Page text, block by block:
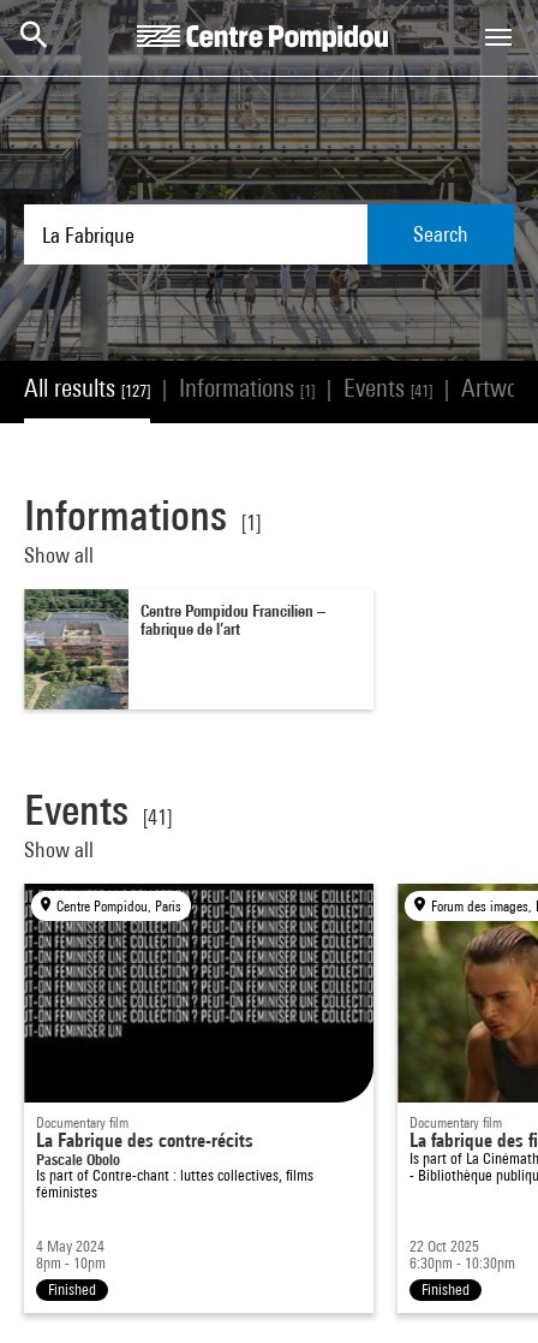
Skip to main content
Centre Pompidou
Search
All results [127] Informations [1] Events [41]
Informations
[1]
Show all
Centre Pompidou Francilien –
fabrique de l’art
Events
[41]
Show all
Centre Pompidou, Paris
Documentary film
La Fabrique des contre-récits
Pascale Obolo
Is part of Contre-chant : luttes collectives, films
féministes
4 May 2024
8pm - 10pm
Finished
Forum des images,
Documentary film
La fabrique des
Is part of La
- Bibliothèque
22 Oct 2025
6:30pm - 10:30pm
Finished